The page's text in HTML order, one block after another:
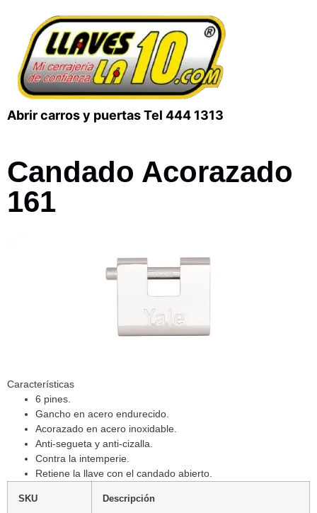
Abrir carros y puertas Tel 444 1313
Candado Acorazado
161
Características
6 pines.
Gancho en acero endurecido.
Acorazado en acero inoxidable.
Anti-segueta y anti-cizalla.
Contra la intemperie.
Retiene la llave con el candado abierto.
SKU Descripción